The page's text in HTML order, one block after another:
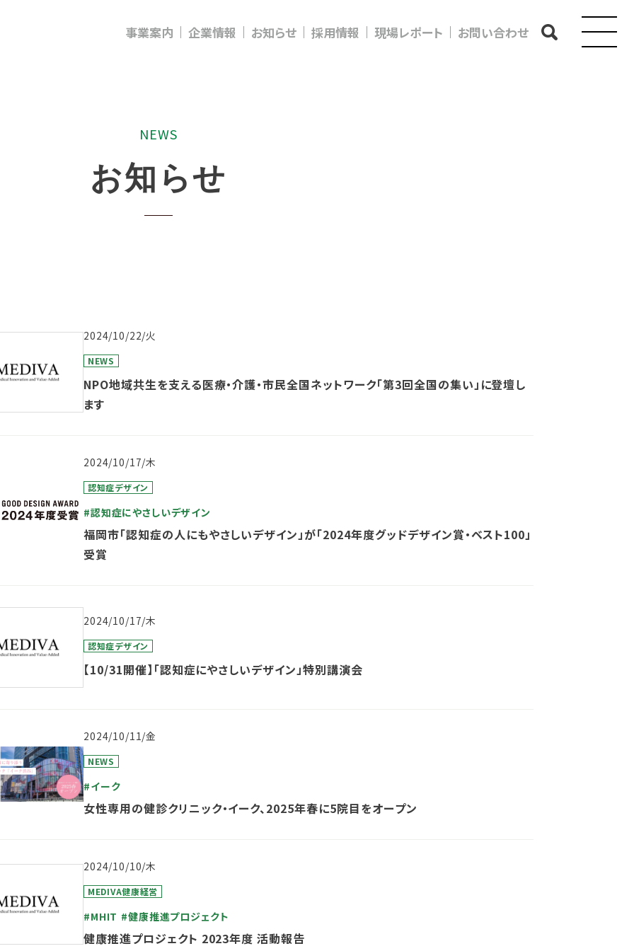
事業案内 企業情報 お知らせ 採用情報 現場レポート お問い合わせ
NEWS
お知 らせ
2024/10/22/火
NEWS
NPO地域共生を支える医療・介護・市民全国ネットワーク「第3回全国の集い」に登壇し
ます
2024/10/17/木
認知症デザイン
#認知症にやさしいデザイン
福岡市「認知症の人にもやさしいデザイン」が「2024年度グッドデザイン賞・ベスト100」
受賞
2024/10/17/木
認知症デザイン
【10/31開催】「認知症にやさしいデザイン」特別講演会
2024/10/11/金
NEWS
#イーク
女性専用の健診クリニック・イーク、2025年春に5院目をオープン
2024/10/10/木
MEDIVA健康経営
#MHIT #健康推進プロジェクト
健康推進プロジェクト 2023年度 活動報告